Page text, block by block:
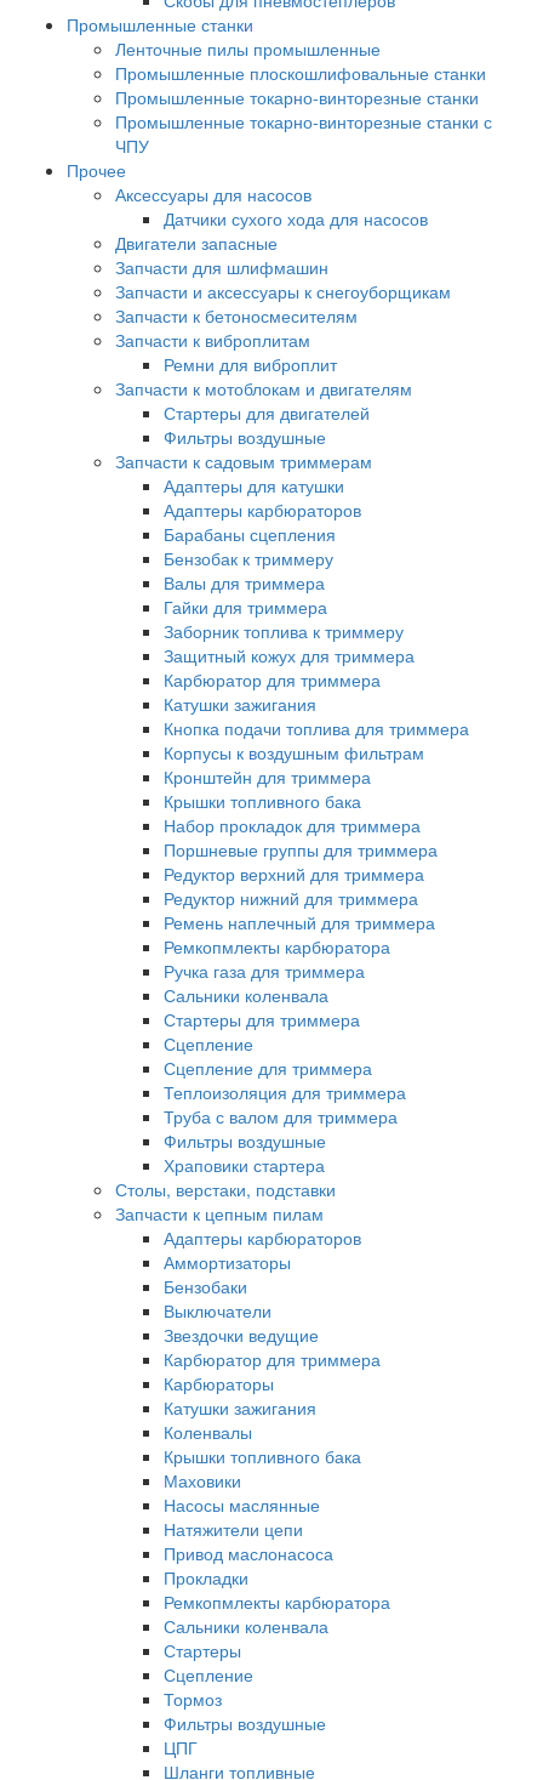
Промышленные станки
Ленточные пилы промышленные
Промышленные плоскошлифовальные станки
Промышленные токарно-винторезные станки
Промышленные токарно-винторезные станки с
ЧПУ
Прочее
Аксессуары для насосов
Датчики сухого хода для насосов
Двигатели запасные
Запчасти для шлифмашин
Запчасти и аксессуары к снегоуборщикам
Запчасти к бетоносмесителям
Запчасти к виброплитам
Ремни для виброплит
Запчасти к мотоблокам и двигателям
Стартеры для двигателей
Фильтры воздушные
Запчасти к садовым триммерам
Адаптеры для катушки
Адаптеры карбюраторов
Барабаны сцепления
Бензобак к триммеру
Валы для триммера
Гайки для триммера
Заборник топлива к триммеру
Защитный кожух для триммера
Карбюратор для триммера
Катушки зажигания
Кнопка подачи топлива для триммера
Корпусы к воздушным фильтрам
Кронштейн для триммера
Крышки топливного бака
Набор прокладок для триммера
Поршневые группы для триммера
Редуктор верхний для триммера
Редуктор нижний для триммера
Ремень наплечный для триммера
Ремкопмлекты карбюратора
Ручка газа для триммера
Сальники коленвала
Стартеры для триммера
Сцепление
Сцепление для триммера
Теплоизоляция для триммера
Труба с валом для триммера
Фильтры воздушные
Храповики стартера
Столы, верстаки, подставки
Запчасти к цепным пилам
Адаптеры карбюраторов
Аммортизаторы
Бензобаки
Выключатели
Звездочки ведущие
Карбюратор для триммера
Карбюраторы
Катушки зажигания
Коленвалы
Крышки топливного бака
Маховики
Насосы маслянные
Натяжители цепи
Привод маслонасоса
Прокладки
Ремкопмлекты карбюратора
Сальники коленвала
Стартеры
Сцепление
Тормоз
Фильтры воздушные
ЦПГ
Шланги топливные